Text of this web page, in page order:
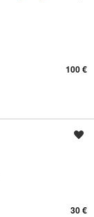
100 €
30 €